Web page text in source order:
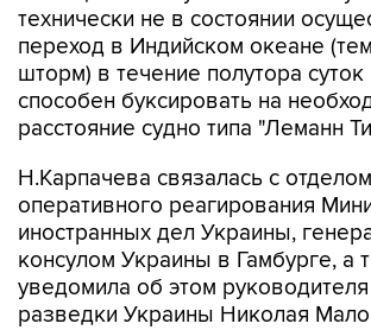
технически не в состоянии
переход в Индийском океане
шторм) в течение полутора суток
способен буксировать на
расстояние судно типа "Леманн
Н.Карпачева связалась с отделом
оперативного реагирования
иностранных дел Украины,
консулом Украины в Гамбурге, а
уведомила об этом
разведки Украины Николая